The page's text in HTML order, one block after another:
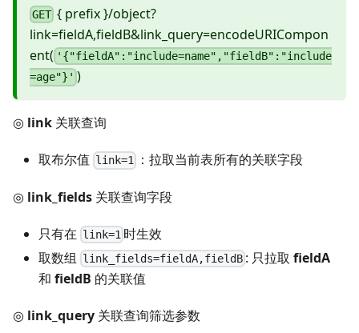
GET { prefix }/object?
link=fieldA,fieldB&link_query=encodeURICompon
ent( '{"fieldA":"include=name","fieldB":"include
=age"}' )
◎ link 关联查询
取布尔值 link=1 ：拉取当前表所有的关联字段
◎ link_fields 关联查询字段
只有在 link=1 时生效
取数组
link_fields=fieldA,fieldB : 只拉取fieldA
和 fieldB 的关联值
◎ link_query 关联查询筛选参数